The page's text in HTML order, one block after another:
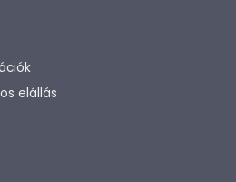
elállás